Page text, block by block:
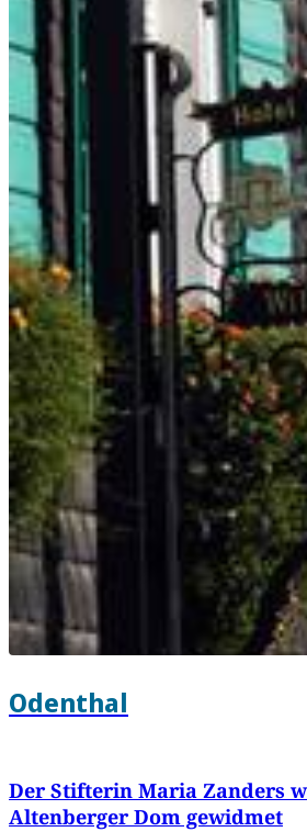
Odenthal
Der Stifterin Maria Zanders
Altenberger Dom gewidmet